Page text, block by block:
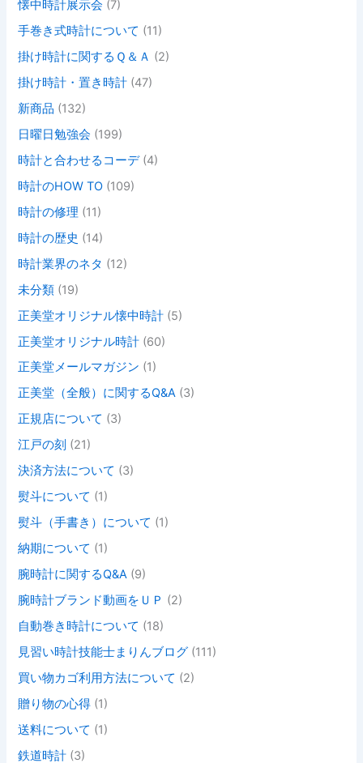
懐中時計展示会 (7)
手巻き式時計について (11)
掛け時計に関するＱ＆Ａ (2)
掛け時計・置き時計 (47)
新商品 (132)
日曜日勉強会 (199)
時計と合わせるコーデ(4)
時計のHOW TO (109)
時計の修理 (11)
時計の歴史 (14)
時計業界のネタ (12)
未分類 (19)
正美堂オリジナル懐中時計 (5)
正美堂オリジナル時計 (60)
正美堂メールマガジン (1)
正美堂（全般）に関するQ&A (3)
正規店について (3)
江戸の刻 (21)
決済方法について (3)
熨斗について (1)
熨斗（手書き）について (1)
納期について (1)
腕時計に関するQ&A (9)
腕時計ブランド動画をＵＰ (2)
自動巻き時計について (18)
見習い時計技能士まりんブログ (111)
買い物カゴ利用方法について (2)
贈り物の心得 (1)
送料について (1)
鉄道時計 (3)